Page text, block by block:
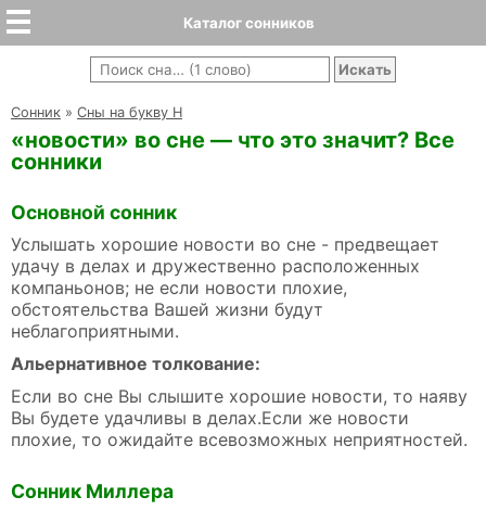
Каталог сонников
Cонник » Сны на букву Н
«новости» во сне — что это значит? Все
сонники
Основной сонник
Услышать хорошие новости во сне - предвещает
удачу в делах и дружественно расположенных
компаньонов; не если новости плохие,
обстоятельства Вашей жизни будут
неблагоприятными.
Альернативное толкование:
Если во сне Вы слышите хорошие новости, то наяву
Вы будете удачливы в делах.Если же новости
плохие, то ожидайте всевозможных неприятностей.
Сонник Миллера